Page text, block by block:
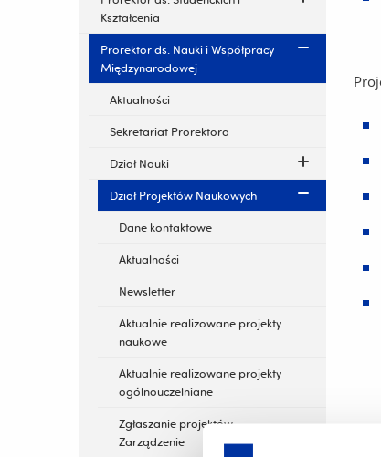
Kształcenia
Prorektor ds. Nauki i Współpracy
Międzynarodowej
Aktualności
Sekretariat Prorektora
Dział Nauki
Dział Projektów Naukowych
Dane kontaktowe
Aktualności
Newsletter
Aktualnie realizowane projekty
naukowe
Aktualnie realizowane projekty
ogólnouczelniane
Zgłaszanie projektów -
Zarządzenie